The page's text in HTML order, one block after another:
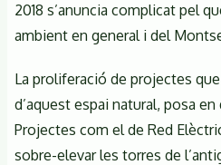
2018 s’anuncia complicat pel
ambient en general i del
La proliferació de projectes
d’aquest espai natural, posa
Projectes com el de Red
sobre-elevar les torres de